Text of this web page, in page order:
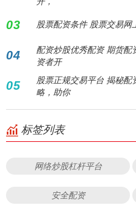
03 股票配资条件 股票交易
04
配资炒股优秀配资 期货
资者开
05
股票正规交易平台 揭秘
略，助你
标签列表
网络炒股杠杆平台
安全配资